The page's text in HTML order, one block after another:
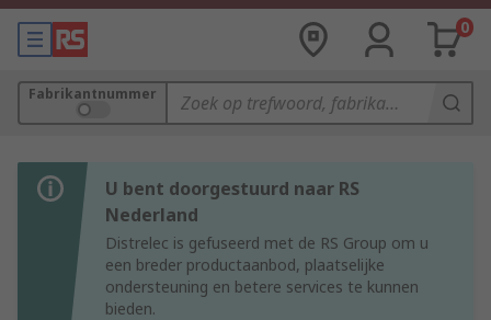
0
Fabrikantnummer
U bent doorgestuurd naar RS
Nederland
Distrelec is gefuseerd met de RS Group om u
een breder productaanbod, plaatselijke
ondersteuning en betere services te kunnen
bieden.